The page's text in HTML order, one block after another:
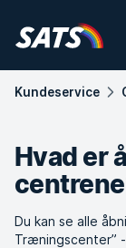
Kundeservice
Hvad er
Du kan se alle
Træningscenter”